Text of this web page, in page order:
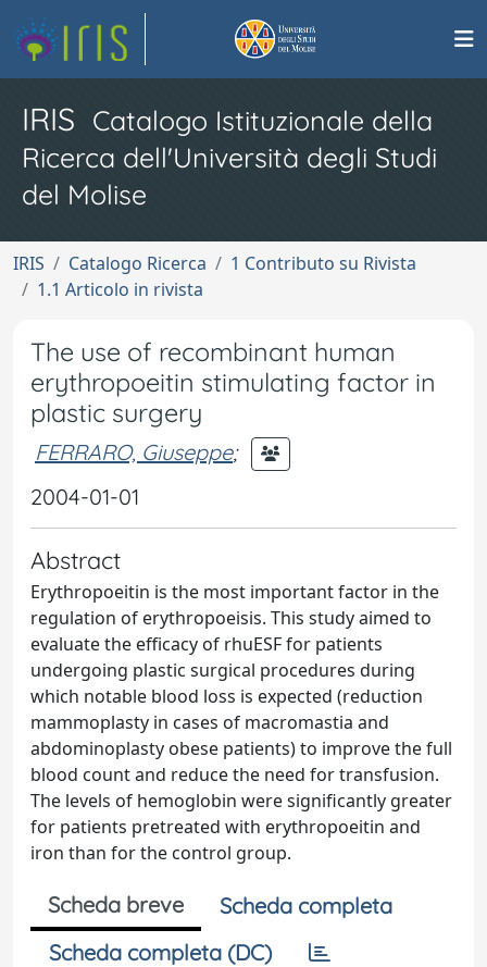
IRIS Catalogo Istituzionale della
Ricerca dell'Università degli Studi
del Molise
IRIS Catalogo Ricerca
1 Contributo su Rivista
1.1 Articolo in rivista
The use of recombinant human
erythropoeitin stimulating factor in
plastic surgery
FERRARO, Giuseppe;
2004-01-01
Abstract
Erythropoeitin is the most important factor in the
regulation of erythropoeisis. This study aimed to
evaluate the efficacy of rhuESF for patients
undergoing plastic surgical procedures during
which notable blood loss is expected (reduction
mammoplasty in cases of macromastia and
abdominoplasty obese patients) to improve the full
blood count and reduce the need for transfusion.
The levels of hemoglobin were significantly greater
for patients pretreated with erythropoeitin and
iron than for the control group.
Scheda breve
Scheda completa
Scheda completa (DC)